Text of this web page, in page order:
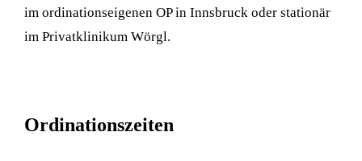
im ordinationseigenen OP in Innsbruck oder stationär
im Privatklinikum Wörgl.
Ordinationszeiten